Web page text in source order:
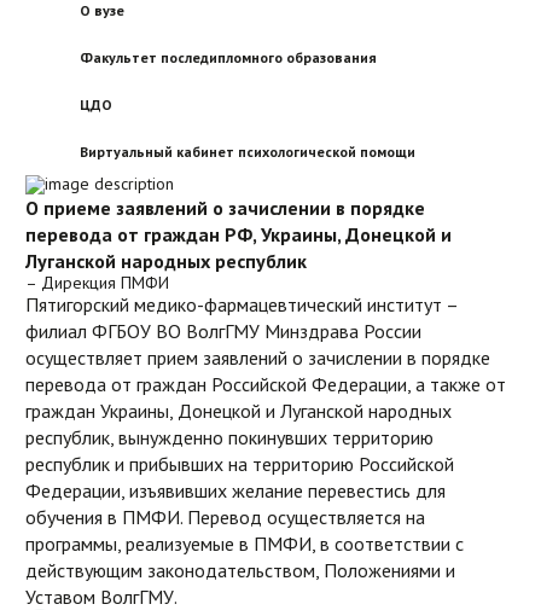
О вузе
Факультет последипломного образования
ЦДО
Виртуальный кабинет психологической помощи
О приеме заявлений о зачислении в порядке
перевода от граждан РФ, Украины, Донецкой и
Луганской народных республик
– Дирекция ПМФИ
Пятигорский медико-фармацевтический институт –
филиал ФГБОУ ВO ВолгГМУ Минздрава России
осуществляет прием заявлений о зачислении в порядке
перевода от граждан Российской Федерации, а также от
граждан Украины, Донецкой и Луганской народных
республик, вынужденно покинувших территорию
республик и прибывших на территорию Российской
Федерации, изъявивших желание перевестись для
обучения в ПМФИ. Перевод осуществляется на
программы, реализуемые в ПМФИ, в соответствии с
действующим законодательством, Положениями и
Уставом ВолгГМУ.
Список чётных и нечётных недель
Учебный портал E-learning
Выпускнику
Студентам очного отделения
Расписание, материалы для скачивания, текущая
успеваемость.
Специальность «Фармация»
Специальнось «Медицинская биохимия»
Специальность «Стоматология»
Специальность «Менеджмент ЗО»
Специальность «Общественное здравоохранение»
О вузе
Пятигорский медико-фармацевтический институт, как
правопреемник Пятигорской государственной
фармацевтической академии, является признанным
лидером фармацевтического образования России.
Авторитет вуза признан не только в России, но и за её
пределами.
Ахвердова Ольга Альбертовна
Директор, доктор психологических наук, кандидат медицинских
наук
Подробнее
Дополнительное профессиональное образование
медицинских и фармацевтических специалистов
Все программы разработаны в соответствии с
требованиями профессиональных стандартов,
нормативной базой министерства здравоохранения и
министерства образования Российской Федерации.
Для специалистов с высшим и средним
профессиональным фармацевтическим и медицинским
образованием:
Провизоров;
Фармацевтов;
Врачей;
Среднего медицинского персонала;
Подробнее
Центр дополнительного образования и
профориентационной работы
Повышение квалификации
Подробнее
Профессиональная переподготовка
Подробнее
ПМФИ в:
Виртуальный кабинет психологической помощи
Очные психологические консультации (с использованием
дистанционных технологий)
Время работы: пятница с 18:00 — 20:00 (платформа
VooVMeeting)
Психолог invites you to a meeting on VooVMeeting
Meeting Topic: Психологическая служба
Meeting Time: 2022/3/18 17:00-19:00 (GMT+03:00)
Moscow Standard Time - Moscow Recurrence:Every Fri
Click the link to join the meeting or to add it to your
meeting list:https://voovmeeting.com/dm/9LrpICRwUcOT
#VooVMeeting: 818-0338-2767 Meeting Password: 12345
Attendees: Психолог
Заочные психологические консультации
e-mail:ovz@pmedpharm.ru